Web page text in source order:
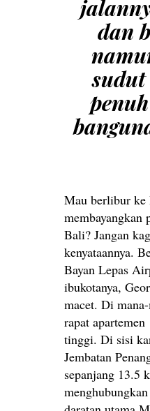
dan
sudut
Mau berlibur ke
membayangkan
Bali? Jangan
kenyataannya.
Bayan Lepas
ibukotanya,
macet. Di
rapat
tinggi. Di sisi
Jembatan
sepanjang 13.5